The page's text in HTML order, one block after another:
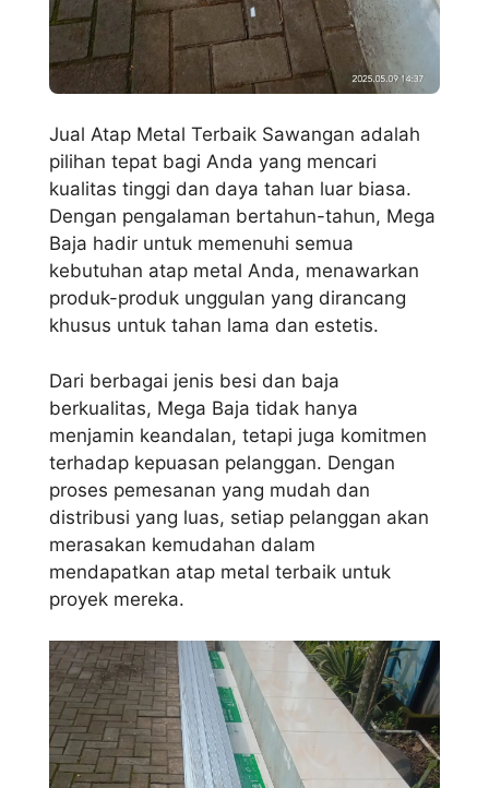
Jual Atap Metal Terbaik Sawangan adalah
pilihan tepat bagi Anda yang mencari
kualitas tinggi dan daya tahan luar biasa.
Dengan pengalaman bertahun-tahun, Mega
Baja hadir untuk memenuhi semua
kebutuhan atap metal Anda, menawarkan
produk-produk unggulan yang dirancang
khusus untuk tahan lama dan estetis.
Dari berbagai jenis besi dan baja
berkualitas, Mega Baja tidak hanya
menjamin keandalan, tetapi juga komitmen
terhadap kepuasan pelanggan. Dengan
proses pemesanan yang mudah dan
distribusi yang luas, setiap pelanggan akan
merasakan kemudahan dalam
mendapatkan atap metal terbaik untuk
proyek mereka.